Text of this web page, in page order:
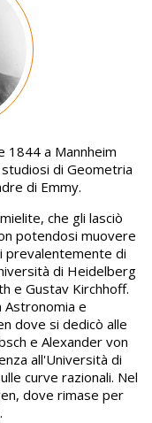
a Mannheim
di Geometria
di Emmy.
che gli lasciò
potendosi muovere
prevalentemente di
di Heidelberg
e Gustav Kirchhoff.
Astronomia e
dove si dedicò alle
e Alexander von
all'Università di
curve razionali. Nel
dove rimase per